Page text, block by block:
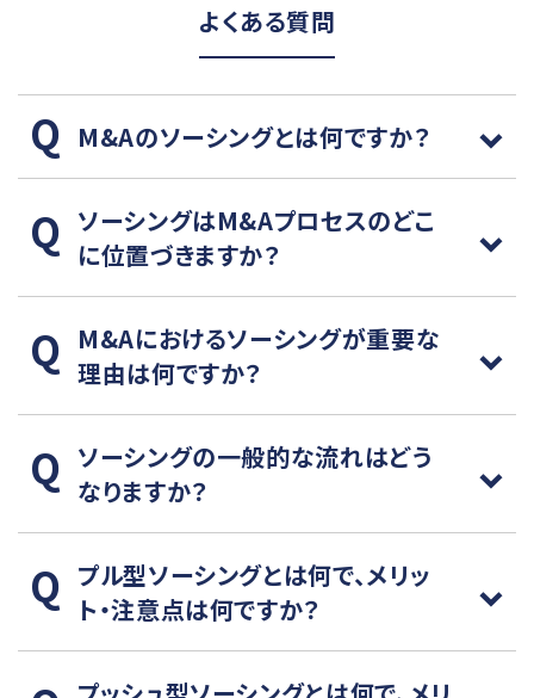
よくある質問
M&Aのソーシングとは何ですか？
ソーシングはM&Aプロセスのどこ
に位置づきますか？
M&Aにおけるソーシングが重要な
理由は何ですか？
ソーシングの一般的な流れはどう
なりますか？
プル型ソーシングとは何で、メリッ
ト・注意点は何ですか？